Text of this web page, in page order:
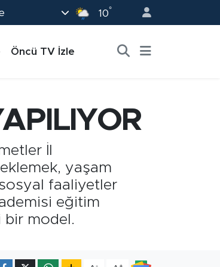
10°
Öncü TV İzle
İl
yaşam
faaliyetler
eğitim
bir model.